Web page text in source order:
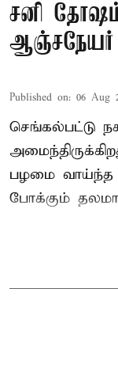
சனி
ஆஞ்சநேயர்
Published on: 06 Aug
செங்கல்பட்டு
பழமை
போக்கும்